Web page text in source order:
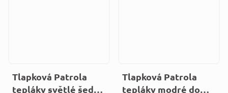
Tlapková Patrola
tepláky světlé šedé
Tlapková Patrola
tepláky modré do